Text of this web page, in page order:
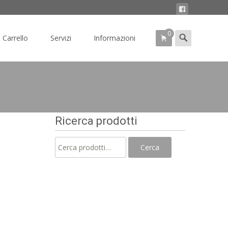
Carrello Servizi Informazioni 0
Search
for:
Ricerca prodotti
Cerca: Cerca